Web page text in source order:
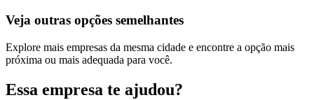
Veja outras opções semelhantes
Explore mais empresas da mesma cidade e encontre a opção mais
próxima ou mais adequada para você.
Essa empresa te ajudou?